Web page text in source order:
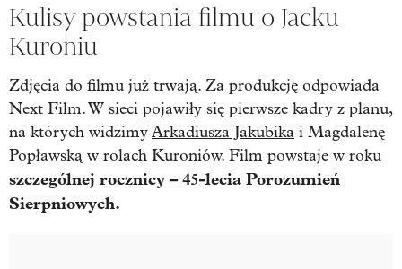
Kulisy powstania filmu o Jacku
Kuroniu
Zdjęcia do filmu już trwają. Za produkcję odpowiada
Next Film. W sieci pojawiły się pierwsze kadry z planu,
na których widzimyArkadiusza Jakubika i Magdalenę
Popławską w rolach Kuroniów. Film powstaje w roku
szczególnej rocznicy – 45-lecia Porozumień
Sierpniowych.